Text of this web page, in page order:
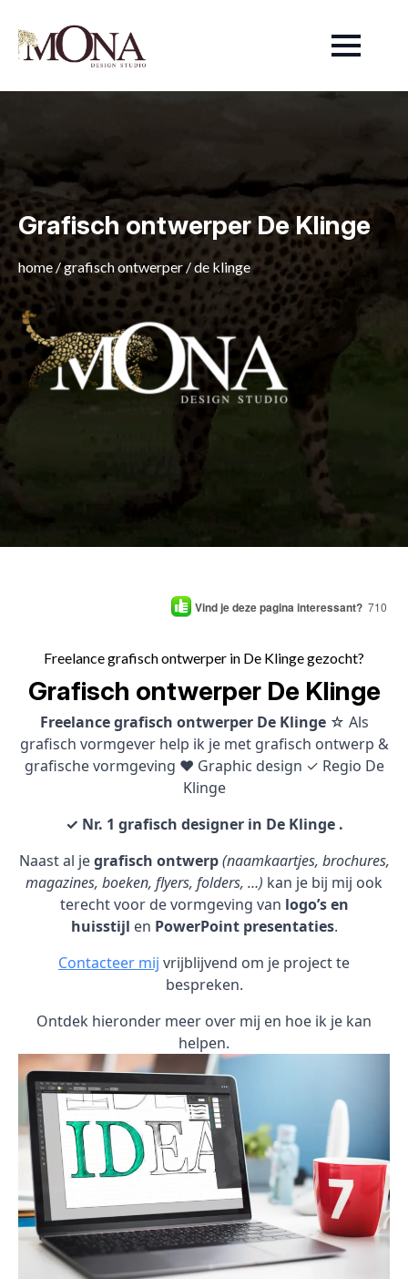
Grafisch ontwerper De Klinge
home /grafisch ontwerper/de klinge
Vind je deze pagina interessant? 710
Freelance grafisch ontwerper in De Klinge gezocht?
Grafisch ontwerper De Klinge
Freelance grafisch ontwerper De Klinge ☆ Als
grafisch vormgever help ik je met grafisch ontwerp &
grafische vormgeving ♥ Graphic design ✓ Regio De
Klinge
✓ Nr. 1 grafisch designer in De Klinge .
Naast al jegrafisch ontwerp (naamkaartjes, brochures,
magazines, boeken, flyers, folders, …) kan je bij mij ook
terecht voor de vormgeving van logo’s en
huisstijl en PowerPoint presentaties.
Contacteer mij vrijblijvend om je project te
bespreken.
Ontdek hieronder meer over mij en hoe ik je kan
helpen.